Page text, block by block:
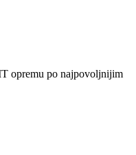
opremu po najpovoljnijim